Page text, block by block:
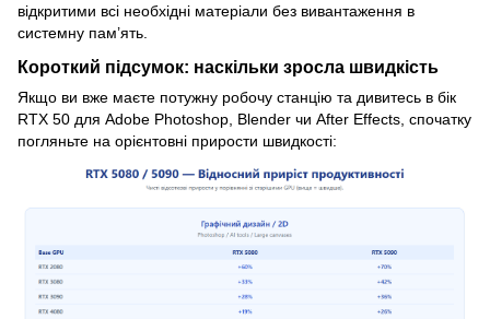
відкритими всі необхідні матеріали без вивантаження в
системну пам’ять.
Короткий підсумок: наскільки зросла швидкість
Якщо ви вже маєте потужну робочу станцію та дивитесь в бік
RTX 50 для Adobe Photoshop, Blender чи After Effects, спочатку
погляньте на орієнтовні прирости швидкості: